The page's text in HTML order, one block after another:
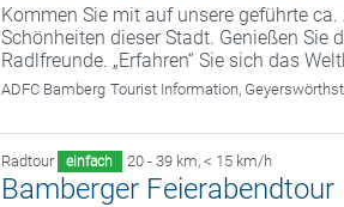
Kommen Sie mit auf unsere geführte
Schönheiten dieser Stadt. Genießen Sie
Radlfreunde. „Erfahren“ Sie sich das
ADFC Bamberg Tourist Information,
Radtour einfach 20 - 39 km, < 15 km/h
Bamberger Feierabendtour